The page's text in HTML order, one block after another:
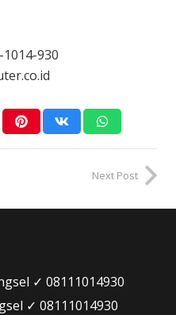
1014-930
Next Post
✓ 08111014930
✓ 08111014930